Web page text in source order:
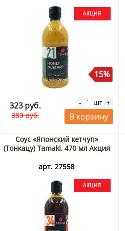
15%
323 руб.
380 руб.
- шт +
В корзину
Соус «Японский кетчуп»
(Тонкацу) Tamaki, 470 мл Акция
арт. 27558